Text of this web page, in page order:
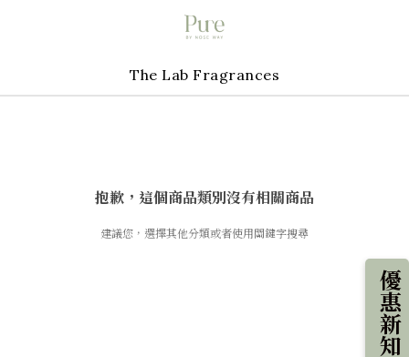
優惠新知
The Lab Fragrances
抱歉，這個商品類別沒有相關商品
建議您，選擇其他分類或者使用關鍵字搜尋